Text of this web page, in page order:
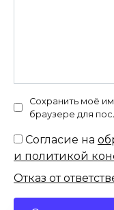
Сохранить моё
браузере для
Согласие на
и политикой
Отказ от